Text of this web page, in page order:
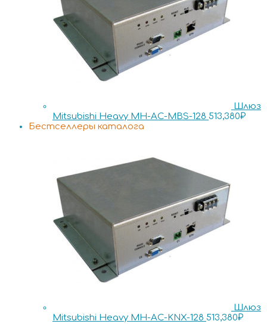
Шлюз
Mitsubishi Heavy MH-AC-MBS-128 513,380₽
Бестселлеры каталога
Шлюз
Mitsubishi Heavy MH-AC-KNX-128 513,380₽